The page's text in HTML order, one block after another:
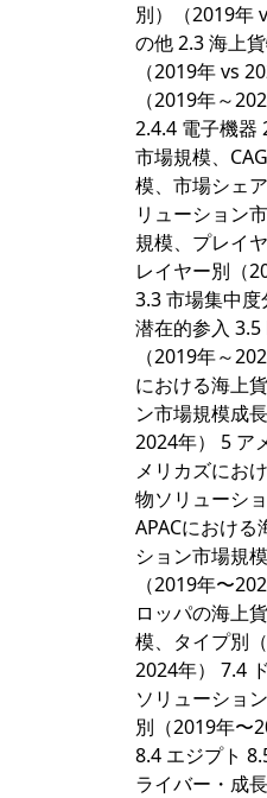
別）（2019年
の他 2.3 海上
（2019年 vs
（2019年～
2.4.4 電子機器
市場規模、
模、市場シェ
リューション
規模、プレイ
レイヤー別（
3.3 市場集中度
潜在的参入
（2019年～
における海上
ン市場規模成
2024年） 5 ア
メリカズにお
物ソリューシ
APACにおけ
ション市場規
（2019年〜
ロッパの海上
模、タイプ別
2024年） 7.4
ソリューショ
別（2019年〜
8.4 エジプト
ライバー・成